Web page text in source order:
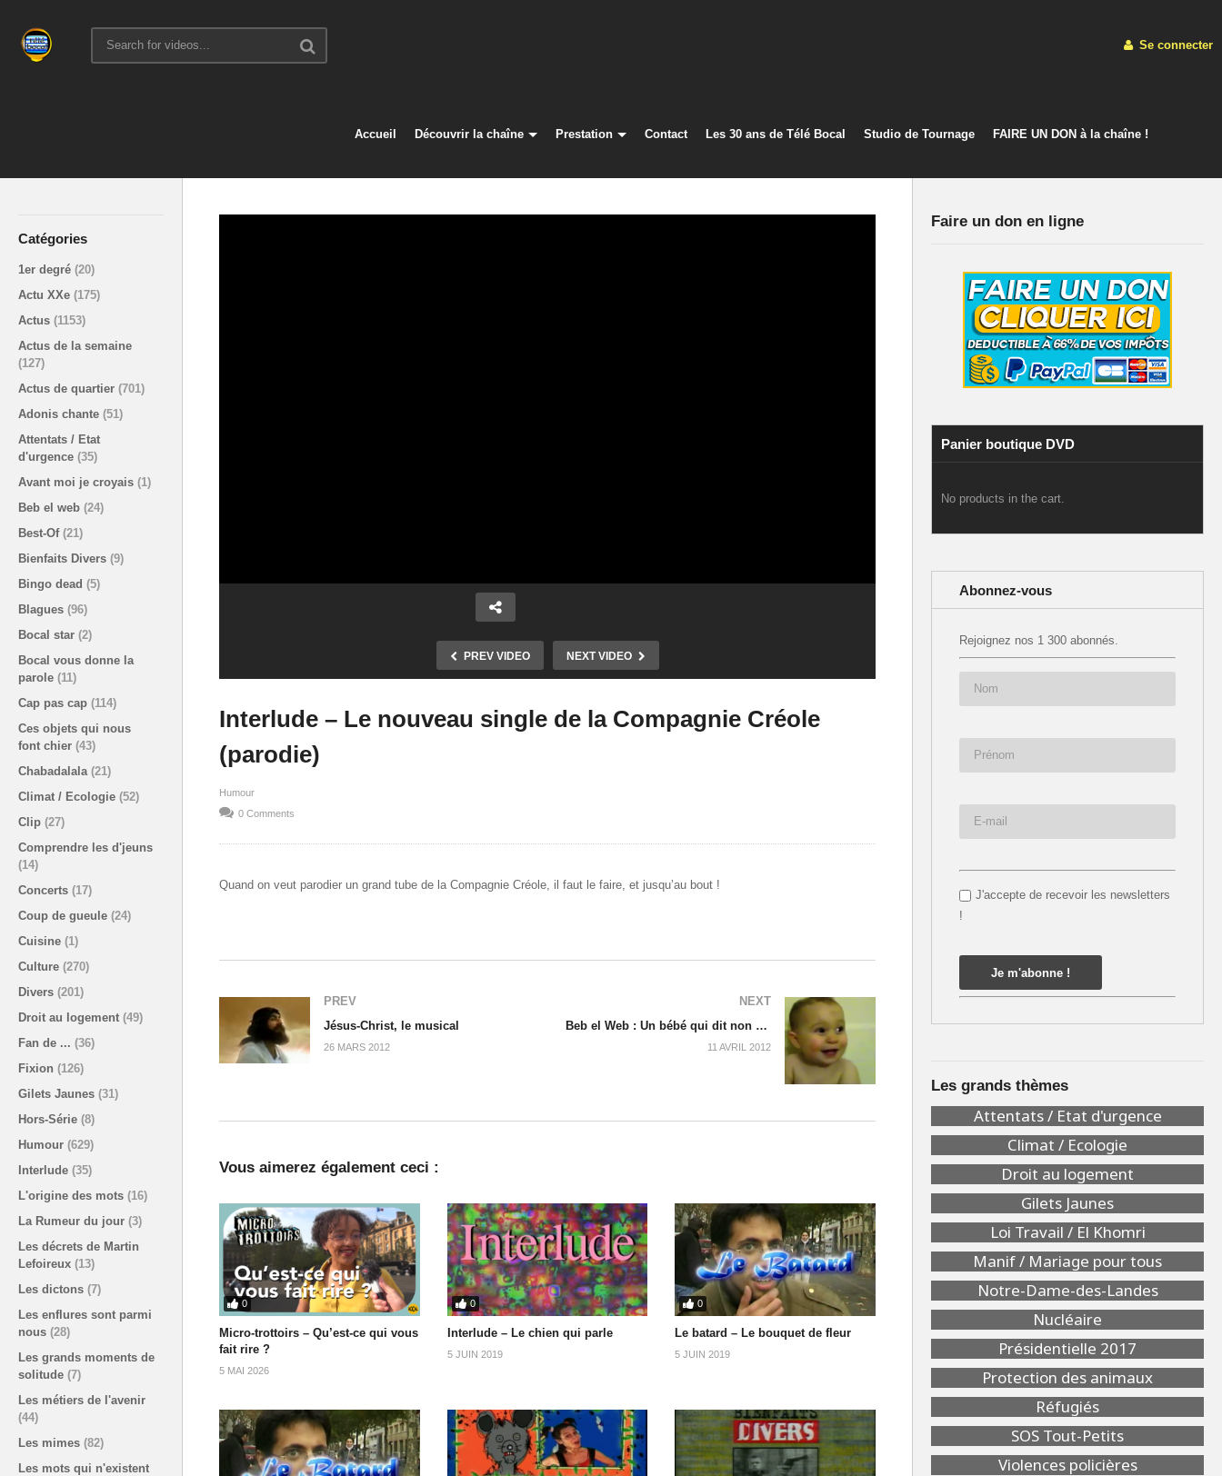
Se connecter
Accueil Découvrir la chaîne Prestation Contact Les 30 ans de Télé Bocal Studio de Tournage FAIRE UN DON à la chaîne !
Catégories
1er degré (20)
Actu XXe (175)
Actus (1153)
Actus de la semaine
(127)
Actus de quartier (701)
Adonis chante (51)
Attentats / Etat
d'urgence (35)
Avant moi je croyais (1)
Beb el web (24)
Best-Of (21)
Bienfaits Divers (9)
Bingo dead (5)
Blagues (96)
Bocal star (2)
Bocal vous donne la
parole (11)
Cap pas cap (114)
Ces objets qui nous
font chier (43)
Chabadalala (21)
Climat / Ecologie (52)
Clip (27)
Comprendre les d'jeuns
(14)
Concerts (17)
Coup de gueule (24)
Cuisine (1)
Culture (270)
Divers (201)
Droit au logement (49)
Fan de ... (36)
Fixion (126)
Gilets Jaunes (31)
Hors-Série (8)
Humour (629)
Interlude (35)
L'origine des mots (16)
La Rumeur du jour (3)
Les décrets de Martin
Lefoireux (13)
Les dictons (7)
Les enflures sont parmi
nous (28)
Les grands moments de
solitude (7)
Les métiers de l'avenir
(44)
Les mimes (82)
Les mots qui n'existent
PREV VIDEO NEXT VIDEO
Interlude – Le nouveau single de la Compagnie Créole
(parodie)
Humour
0 Comments
Quand on veut parodier un grand tube de la Compagnie Créole, il faut le faire, et jusqu’au bout !
PREV
Jésus-Christ, le musical
26 MARS 2012
NEXT
Beb el Web : Un bébé qui dit non à tous les candidats – Avril 2012
11 AVRIL 2012
Vous aimerez également ceci :
0
Micro-trottoirs – Qu’est-ce qui vous
fait rire ?
5 MAI 2026
0
Interlude – Le chien qui parle
5 JUIN 2019
0
Le batard – Le bouquet de fleur
5 JUIN 2019
Faire un don en ligne
Panier boutique DVD
No products in the cart.
Abonnez-vous
Rejoignez nos 1 300 abonnés.
J'accepte de recevoir les newsletters
!
Les grands thèmes
Attentats / Etat d'urgence
Climat / Ecologie
Droit au logement
Gilets Jaunes
Loi Travail / El Khomri
Manif / Mariage pour tous
Notre-Dame-des-Landes
Nucléaire
Présidentielle 2017
Protection des animaux
Réfugiés
SOS Tout-Petits
Violences policières